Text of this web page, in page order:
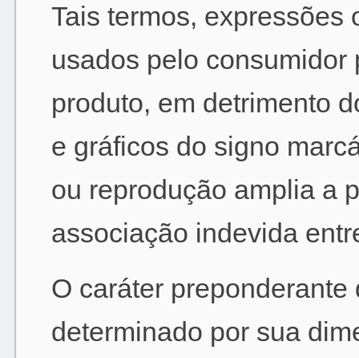
Tais termos, expressões
usados pelo
produto, em detrimento
e gráficos do signo
ou reprodução amplia a
associação indevida
O caráter
determinado por sua